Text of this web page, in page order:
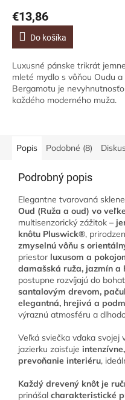
€13,86
Do košíka
Luxusné pánske trikrát jemne
mleté mydlo s vôňou Oudu a
Bergamotu je
každého moderného muža.
Popis
Podobné (8)
Podrobný popis
Elegantne tvarovaná
Oud (Ruža a oud) vo
multisenzorický zážitok –
knôtu Pluswick®,
zmyselnú vôňu s
priestor luxusom a
damašská ruža, jazmín a
postupne rozvíjajú do
santalovým drevom,
elegantná, hrejivá a
výraznú atmosféru a
Veľká sviečka vďaka svojej
jazierku zaisťuje
prevoňanie interiéru,
Každý drevený knôt je
prinášal charakteristické